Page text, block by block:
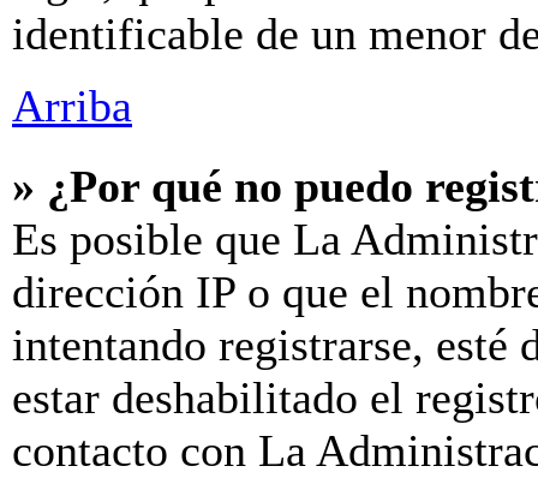
identificable de un menor
Arriba
» ¿Por qué no puedo
Es posible que La
dirección IP o que el
intentando registrarse, esté
estar deshabilitado el
contacto con La